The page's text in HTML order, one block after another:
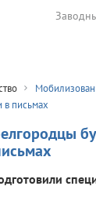
в письмах